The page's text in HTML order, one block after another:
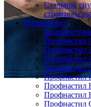
Стальной
Профнастил
Профнастил
Профнастил
Профнастил
Профнастил
Профнастил
Профнастил
Профнастил
Профнастил